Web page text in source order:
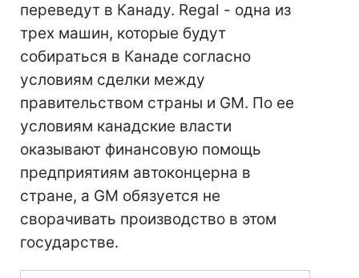
переведут в Канаду. Regal - одна из
трех машин, которые будут
собираться в Канаде согласно
условиям сделки между
правительством страны и GM. По ее
условиям канадские власти
оказывают финансовую помощь
предприятиям автоконцерна в
стране, а GM обязуется не
сворачивать производство в этом
государстве.